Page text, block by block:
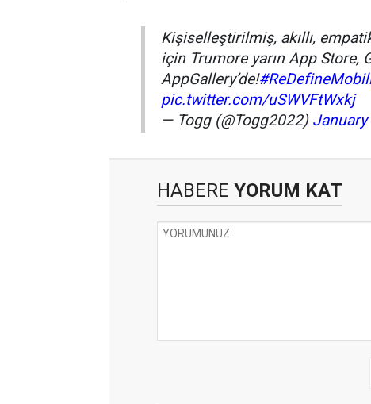
Kişiselleştirilmiş, akıllı,
için Trumore yarın App Store,
AppGallery’de!
pic.twitter.com/uSWVFtWxkj
— Togg (@Togg2022)
HABERE YORUM KAT